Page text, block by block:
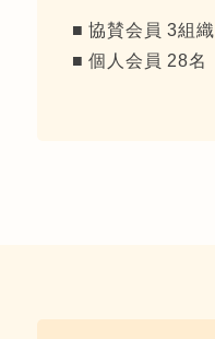
■ 協賛会員 3組織
■ 個人会員 28名